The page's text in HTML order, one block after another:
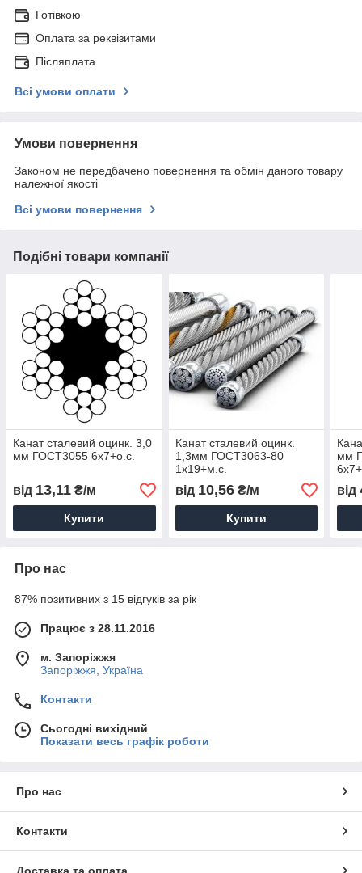
Готівкою
Оплата за реквізитами
Післяплата
Всі умови оплати
Умови повернення
Законом не передбачено повернення та обмін даного товару
належної якості
Всі умови повернення
Подібні товари компанії
Канат сталевий оцинк. 3,0
мм ГОСТ3055 6x7+о.с.
від 13,11 ₴/м
Купити
Канат сталевий оцинк.
1,3мм ГОСТ3063-80
1x19+м.с.
від 10,56₴/м
Купити
мм
від
Про нас
87% позитивних з 15 відгуків за рік
Працює з 28.11.2016
м. Запоріжжя
Запоріжжя, Україна
Контакти
Сьогодні вихідний
Показати весь графік роботи
Про нас
Контакти